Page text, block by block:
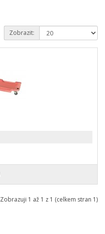
Zobrazit:
Zobrazuji 1 až 1 z 1 (celkem stran 1)